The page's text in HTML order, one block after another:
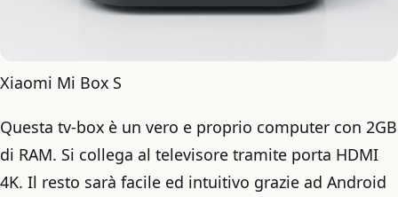
Xiaomi Mi Box S
Questa tv-box è un vero e proprio computer con 2GB
di RAM. Si collega al televisore tramite porta HDMI
4K. Il resto sarà facile ed intuitivo grazie ad Android